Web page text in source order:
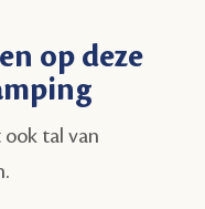
op deze
ook tal van